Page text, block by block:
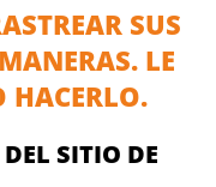
SUS
LE
HACERLO.
SITIO DE